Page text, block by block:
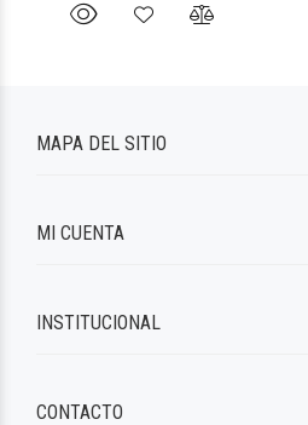
MAPA DEL SITIO
MI CUENTA
INSTITUCIONAL
CONTACTO